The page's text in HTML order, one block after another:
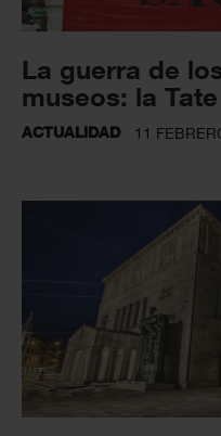
La guerra de
museos: la
ACTUALIDAD 11